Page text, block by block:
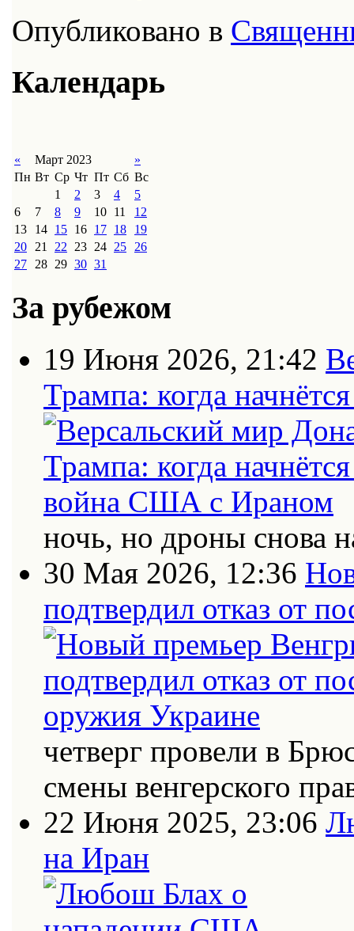
Опубликовано в
Календарь
« Март 2023
»
Пн Вт Ср Чт Пт Сб Вс
1
2 3 4
5
6
7 8 9 10 11
12
13
14 15 16 17 18
19
20
21 22 23 24 25
26
27
28 29 30 31
За рубежом
19 Июня 2026, 21:42
Трампа: когда
ночь, но дроны снова
30 Мая 2026, 12:36
подтвердил отказ от
четверг провели в
смены венгерского
22 Июня 2025, 23:06
на Иран